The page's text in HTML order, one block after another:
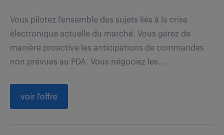
Vous pilotez l'ensemble des sujets liés à la crise
électronique actuelle du marché. Vous gérez de
manière proactive les anticipations de commandes
non prévues au PDA. Vous négociez les...
voir l'offre